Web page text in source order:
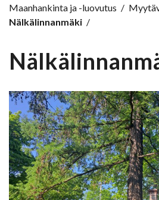
Maanhankinta ja -luovutus /
Nälkälinnanmäki /